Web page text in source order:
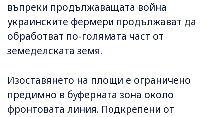
въпреки продължаващата война
украинските фермери продължават да
обработват по-голямата част от
земеделската земя.
Изоставянето на площи е ограничено
предимно в буферната зона около
фронтовата линия. Подкрепени от